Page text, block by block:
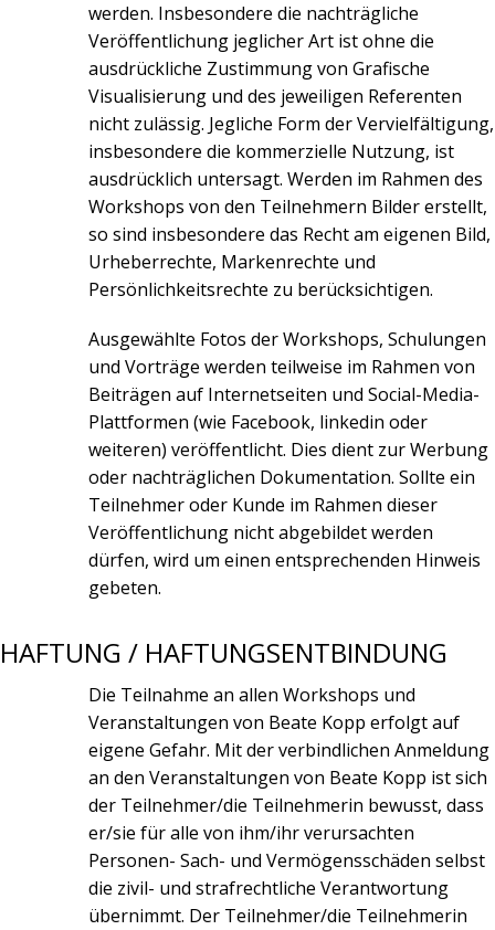
werden. Insbesondere die nachträgliche
Veröffentlichung jeglicher Art ist ohne die
ausdrückliche Zustimmung von Grafische
Visualisierung und des jeweiligen Referenten
nicht zulässig. Jegliche Form der Vervielfältigung,
insbesondere die kommerzielle Nutzung, ist
ausdrücklich untersagt. Werden im Rahmen des
Workshops von den Teilnehmern Bilder erstellt,
so sind insbesondere das Recht am eigenen Bild,
Urheberrechte, Markenrechte und
Persönlichkeitsrechte zu berücksichtigen.
Ausgewählte Fotos der Workshops, Schulungen
und Vorträge werden teilweise im Rahmen von
Beiträgen auf Internetseiten und Social-Media-
Plattformen (wie Facebook, linkedin oder
weiteren) veröffentlicht. Dies dient zur Werbung
oder nachträglichen Dokumentation. Sollte ein
Teilnehmer oder Kunde im Rahmen dieser
Veröffentlichung nicht abgebildet werden
dürfen, wird um einen entsprechenden Hinweis
gebeten.
HAFTUNG / HAFTUNGSENTBINDUNG
Die Teilnahme an allen Workshops und
Veranstaltungen von Beate Kopp erfolgt auf
eigene Gefahr. Mit der verbindlichen Anmeldung
an den Veranstaltungen von Beate Kopp ist sich
der Teilnehmer/die Teilnehmerin bewusst, dass
er/sie für alle von ihm/ihr verursachten
Personen- Sach- und Vermögensschäden selbst
die zivil- und strafrechtliche Verantwortung
übernimmt. Der Teilnehmer/die Teilnehmerin